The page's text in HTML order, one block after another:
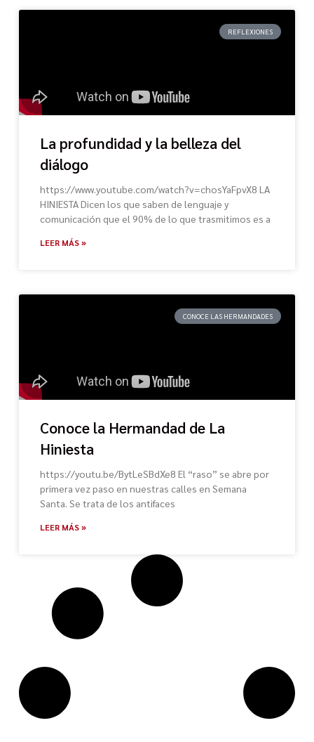
REFLEXIONES
La profundidad y la belleza del
diálogo
https://www.youtube.com/watch?v=chosYaFpvX8 LA
HINIESTA Dicen los que saben de lenguaje y
comunicación que el 90% de lo que trasmitimos es a
LEER MÁS »
CONOCE LAS HERMANDADES
Conoce la Hermandad de La
Hiniesta
https://youtu.be/BytLeSBdXe8 El “raso” se abre por
primera vez paso en nuestras calles en Semana
Santa. Se trata de los antifaces
LEER MÁS »